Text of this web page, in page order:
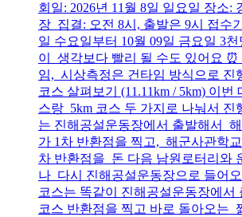
회일: 2026년 11월 8일 일요일 장소:
장 집결: 오전 8시, 출발은 9시 접수
일 수요일부터 10월 09일 금요일 3
이 생각보다 빨리 될 수도 있어요
임, 시상측정은 건타임 방식으로 진
코스 살펴보기 (11.11km / 5km) 이번
스랑 5km 코스 두 가지로 나눠서 진
는 진해공설운동장에서 출발해서
가 1차 반환점을 찍고, 해군사관학
차 반환점을 돈 다음 남원로터리와
나 다시 진해공설운동장으로 들어
코스는 똑같이 진해공설운동장에서
코스 반환점을 찍고 바로 돌아오는